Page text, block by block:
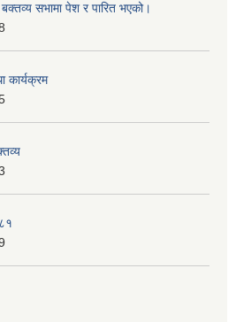
सभामा पेश र पारित भएको।
कार्यक्रम